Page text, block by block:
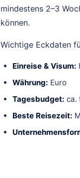
mindestens 2–3
können.
Wichtige Eckdaten
Einreise & Visum:
Währung: Euro
Tagesbudget: ca.
Beste Reisezeit: